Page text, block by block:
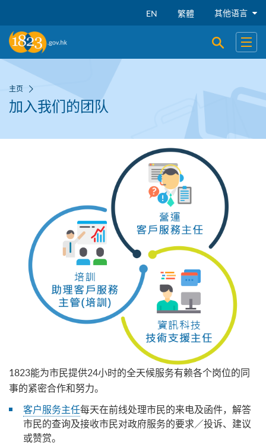
EN 繁體 其他语言
开启搜寻
开启
主页
加入我们的团队
1823能为市民提供24小时的全天候服务有赖各个岗位的同
事的紧密合作和努力。
客户服务主任每天在前线处理市民的来电及函件，解答
市民的查询及接收市民对政府服务的要求／投诉、建议
或赞赏。